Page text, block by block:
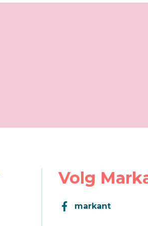
Volg
markant